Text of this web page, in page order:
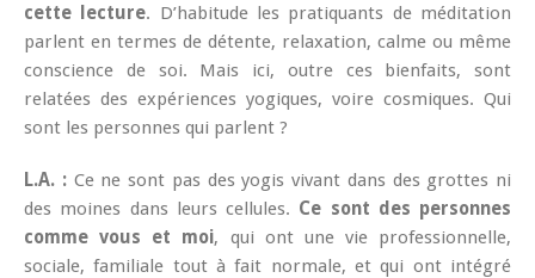
cette lecture. D’habitude les pratiquants de méditation
parlent en termes de détente, relaxation, calme ou même
conscience de soi. Mais ici, outre ces bienfaits, sont
relatées des expériences yogiques, voire cosmiques. Qui
sont les personnes qui parlent ?
L.A. :Ce ne sont pas des yogis vivant dans des grottes ni
des moines dans leurs cellules. Ce sont des personnes
comme vous et moi, qui ont une vie professionnelle,
sociale, familiale tout à fait normale, et qui ont intégré